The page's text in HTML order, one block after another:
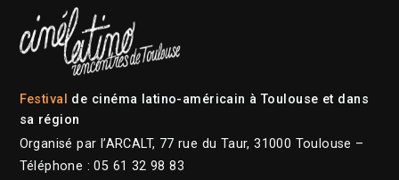
Festival de cinéma latino-américain à Toulouse et dans
sa région
Organisé par l’ARCALT, 77 rue du Taur, 31000 Toulouse –
Téléphone : 05 61 32 98 83